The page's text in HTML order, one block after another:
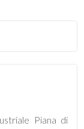
Piana di